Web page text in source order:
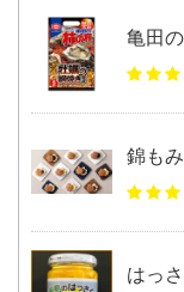
亀田
錦も
はっ